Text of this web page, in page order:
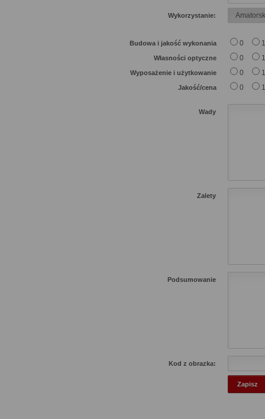
Wykorzystanie:
Budowa i jakość wykonania 0 1
Własności optyczne 0 1
Wyposażenie i użytkowanie 0 1
Jakość/cena 0 1
Wady
Zalety
Podsumowanie
Kod z obrazka: